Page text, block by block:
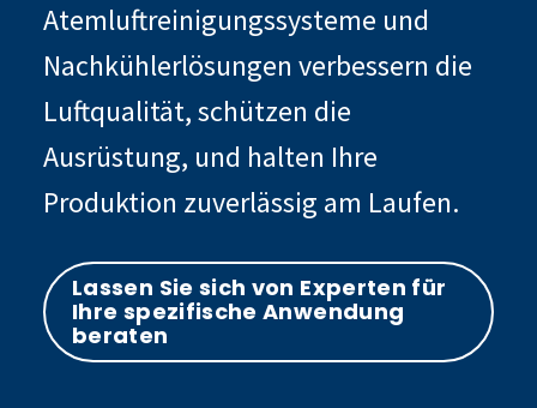
Atemluftreinigungssysteme und
Nachkühlerlösungen verbessern die
Luftqualität, schützen die
Ausrüstung, und halten Ihre
Produktion zuverlässig am Laufen.
Lassen Sie sich von Experten für
Ihre spezifische Anwendung
beraten